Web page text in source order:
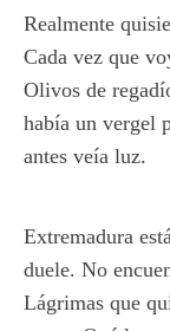
Realmente
Cada vez que
Olivos de
había un vergel
antes veía luz.
Extremadura
duele. No
Lágrimas que